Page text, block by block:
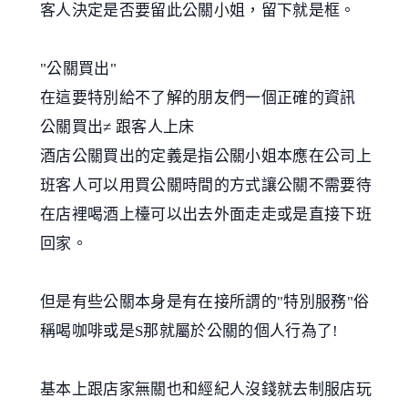
客人決定是否要留此公關小姐，留下就是框。
"公關買出"
在這要特別給不了解的朋友們一個正確的資訊
公關買出≠ 跟客人上床
酒店公關買出的定義是指公關小姐本應在公司上
班客人可以用買公關時間的方式讓公關不需要待
在店裡喝酒上檯可以出去外面走走或是直接下班
回家。
但是有些公關本身是有在接所謂的"特別服務"俗
稱喝咖啡或是S那就屬於公關的個人行為了!
基本上跟店家無關也和經紀人沒錢就去制服店玩